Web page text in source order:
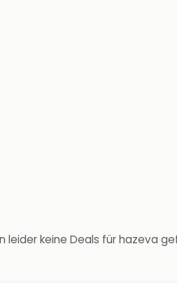
leider keine Deals für hazeva